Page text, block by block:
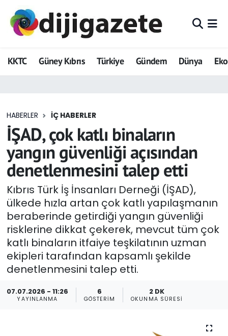
KKTC Güney Kıbrıs Türkiye Gündem Dünya
HABERLER İÇ HABERLER
İŞAD, çok katlı binaların
yangın güvenliği açısından
denetlenmesini talep etti
Kıbrıs Türk İş İnsanları Derneği (İŞAD),
ülkede hızla artan çok katlı yapılaşmanın
beraberinde getirdiği yangın güvenliği
risklerine dikkat çekerek, mevcut tüm çok
katlı binaların itfaiye teşkilatının uzman
ekipleri tarafından kapsamlı şekilde
denetlenmesini talep etti.
07.07.2026 - 11:26
YAYINLANMA
6
GÖSTERIM
2 DK
OKUNMA SÜRESI
ADVERTORIAL
Dijigazete
Eğitim
Ekonomi
Foto Galeri
GEZİ
Güncel
Gündem
KKTC
KKTC YEREL SEÇİM 2018
Hava Durumu
Trafik Durumu
Tüm Manşetler
Son Dakika Haberleri
Haber Arşivi